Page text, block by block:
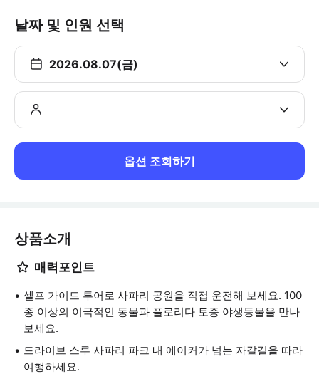
날짜 및 인원 선택
2026.08.07(금)
옵션 조회하기
상품소개
매력포인트
셀프 가이드 투어로 사파리 공원을 직접 운전해 보세요. 100
종 이상의 이국적인 동물과 플로리다 토종 야생동물을 만나
보세요.
드라이브 스루 사파리 파크 내 에이커가 넘는 자갈길을 따라
여행하세요.